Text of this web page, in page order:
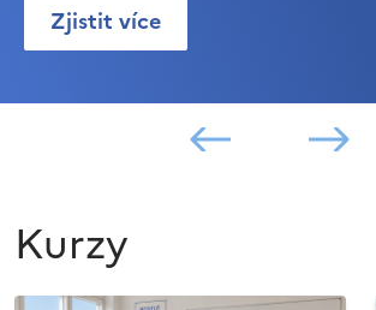
Zjistit více
Kurzy